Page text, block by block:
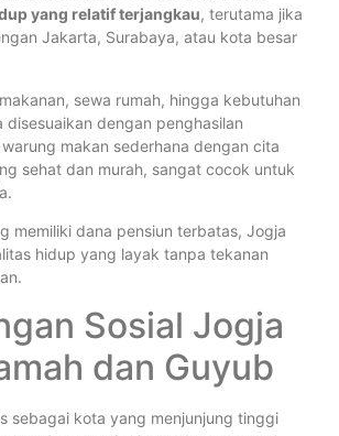
yang relatif terjangkau, terutama jika
Jakarta, Surabaya, atau kota besar
sewa rumah, hingga kebutuhan
disesuaikan dengan penghasilan
makan sederhana dengan cita
sehat dan murah, sangat cocok untuk
memiliki dana pensiun terbatas, Jogja
hidup yang layak tanpa tekanan
Sosial Jogja
dan Guyub
sebagai kota yang menjunjung tinggi